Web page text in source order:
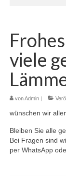
Wer wir
Mitglied
Termine
Tagebuch
viele
vonAdmin |
wünschen wir
Bleiben Sie alle
Bei Fragen sind
per WhatsApp